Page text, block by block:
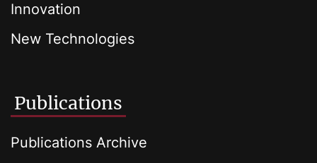
Innovation
New Technologies
Publications
Publications Archive